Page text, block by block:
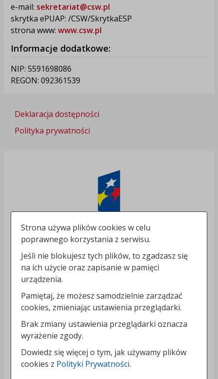
e-mail: sekretariat@csw.pl
skrytka ePUAP: /CSW/SkrytkaESP
strona www: www.csw.pl
Informacje dodatkowe:
NIP: 5591698086
REGON: 092361539
Deklaracja dostępności
Polityka prywatności
Strona używa plików cookies w celu
poprawnego korzystania z serwisu.
Jeśli nie blokujesz tych plików, to zgadzasz się
na ich użycie oraz zapisanie w pamięci
urządzenia.
Pamiętaj, że możesz samodzielnie zarządzać
cookies, zmieniając ustawienia przeglądarki.
Brak zmiany ustawienia przeglądarki oznacza
wyrażenie zgody.
Dowiedz się więcej o tym, jak używamy plików
cookies z Polityki Prywatności.